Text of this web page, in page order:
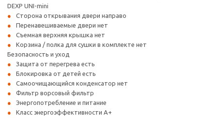
DEXP UNI-mini
Сторона открывания двери направо
Перенавешиваемые двери нет
Съемная верхняя крышка нет
Корзина / полка для сушки в комплекте нет
Безопасность и уход
Защита от перегрева есть
Блокировка от детей есть
Самоочищающийся конденсатор нет
Фильтр ворсовый фильтр
Энергопотребление и питание
Класс энергоэффективности A+